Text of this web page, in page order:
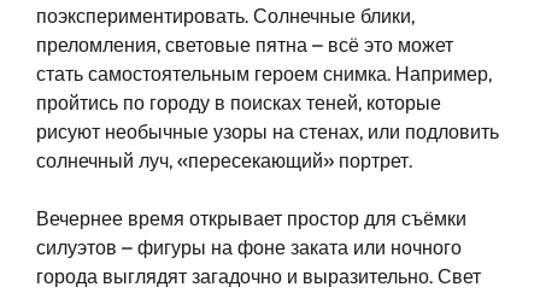
поэкспериментировать. Солнечные блики,
преломления, световые пятна – всё это может
стать самостоятельным героем снимка. Например,
пройтись по городу в поисках теней, которые
рисуют необычные узоры на стенах, или подловить
солнечный луч, «пересекающий» портрет.
Вечернее время открывает простор для съёмки
силуэтов – фигуры на фоне заката или ночного
города выглядят загадочно и выразительно. Свет